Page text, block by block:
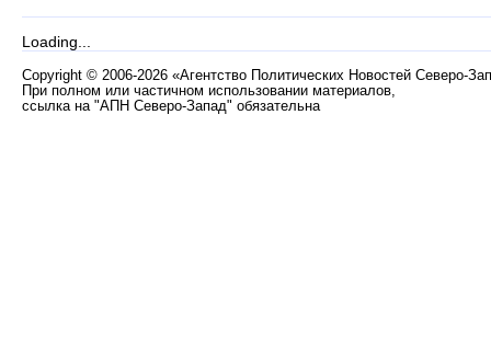
Loading...
Copyright © 2006-2026 «Агентство Политических Новостей Северо-
При полном или частичном использовании материалов,
ссылка на "АПН Северо-Запад" обязательна